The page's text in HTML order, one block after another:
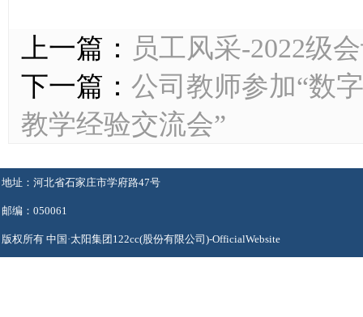
上一篇： 员工风采-2022级
下一篇： 公司教师参加“数
教学经验交流会”
地址：河北省石家庄市学府路47号
邮编：050061
版权所有 中国·太阳集团122cc(股份有限公司)-OfficialWebsite